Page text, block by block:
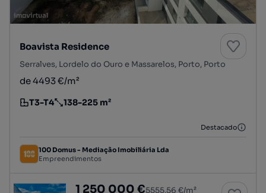
Boavista Residence
Serralves, Lordelo do Ouro e Massarelos, Porto, Porto
de 4493 €/m²
Tipologia
T3-T4
Preço por metro quadrado
138-225 m²
Destacado
100 Domus - Mediação Imobiliária Lda
Empreendimentos
T4 novo com terraço - Boavista Residence
1 250 000 €5555,56 €/m²